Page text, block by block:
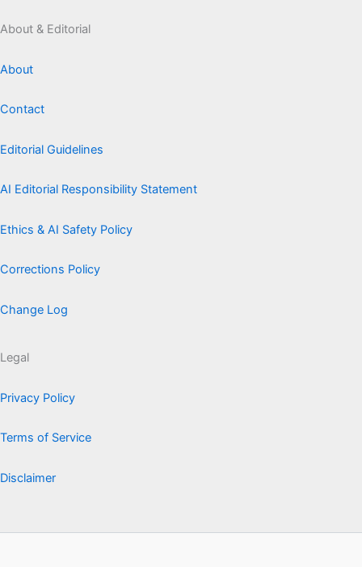
About & Editorial
About
Contact
Editorial Guidelines
AI Editorial Responsibility Statement
Ethics & AI Safety Policy
Corrections Policy
Change Log
Legal
Privacy Policy
Terms of Service
Disclaimer